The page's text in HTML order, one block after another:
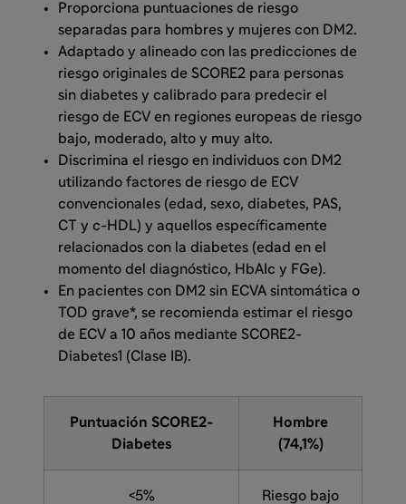
Proporciona puntuaciones de riesgo
separadas para hombres y mujeres con DM2.
Adaptado y alineado con las predicciones de
riesgo originales de SCORE2 para personas
sin diabetes y calibrado para predecir el
riesgo de ECV en regiones europeas de riesgo
bajo, moderado, alto y muy alto.
Discrimina el riesgo en individuos con DM2
utilizando factores de riesgo de ECV
convencionales (edad, sexo, diabetes, PAS,
CT y c-HDL) y aquellos específicamente
relacionados con la diabetes (edad en el
momento del diagnóstico, HbAIc y FGe).
En pacientes con DM2 sin ECVA sintomática o
TOD grave*, se recomienda estimar el riesgo
de ECV a 10 años mediante SCORE2-
Diabetes1 (Clase IB).
Puntuación SCORE2-
Diabetes
Hombre
(74,1%)
<5% Riesgo bajo